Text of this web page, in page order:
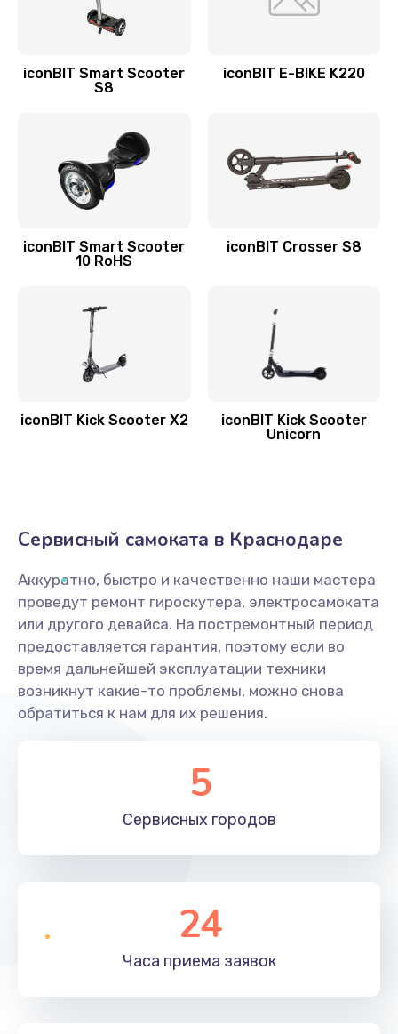
iconBIT Smart Scooter
S8
iconBIT E-BIKE K220
iconBIT Smart Scooter
10 RoHS
iconBIT Crosser S8
iconBIT Kick Scooter X2
iconBIT Kick Scooter
Unicorn
Сервисный самоката в Краснодаре
Аккуратно, быстро и качественно наши мастера
проведут ремонт гироскутера, электросамоката
или другого девайса. На постремонтный период
предоставляется гарантия, поэтому если во
время дальнейшей эксплуатации техники
возникнут какие-то проблемы, можно снова
обратиться к нам для их решения.
5
Сервисных городов
24
Часа приема заявок